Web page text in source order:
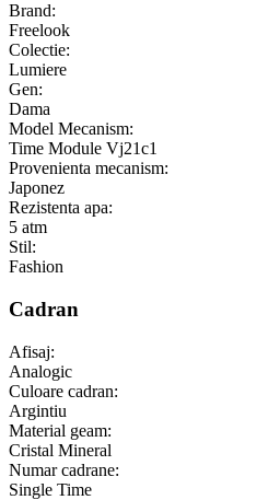
Brand:
Freelook
Colectie:
Lumiere
Gen:
Dama
Model Mecanism:
Time Module Vj21c1
Provenienta mecanism:
Japonez
Rezistenta apa:
5 atm
Stil:
Fashion
Cadran
Afisaj:
Analogic
Culoare cadran:
Argintiu
Material geam:
Cristal Mineral
Numar cadrane:
Single Time